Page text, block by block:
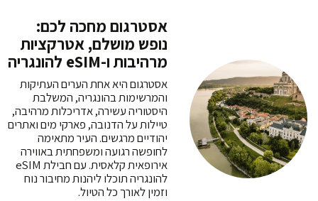
אסטרגום מחכה לכם:
נופש מושלם, אטרקציות
מרהיבות ו-eSIM להונגריה
אסטרגום היא אחת הערים העתיקות
והמרשימות בהונגריה, המשלבת
היסטוריה עשירה, אדריכלות מרהיבה,
טיילות על הדנובה, פארקי מים ואתרים
יהודיים מרגשים. העיר מתאימה
לחופשה רגועה ומשפחתית באווירה
אירופאית קלאסית. עם חבילת eSIM
להונגריה תוכלו ליהנות מחיבור נוח
וזמין לאורך כל הטיול.